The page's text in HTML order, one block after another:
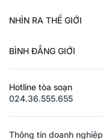
NHÌN RA THẾ GIỚI
BÌNH ĐẲNG GIỚI
Hotline tòa soạn
024.36.555.655
Thông tin doanh nghiệp